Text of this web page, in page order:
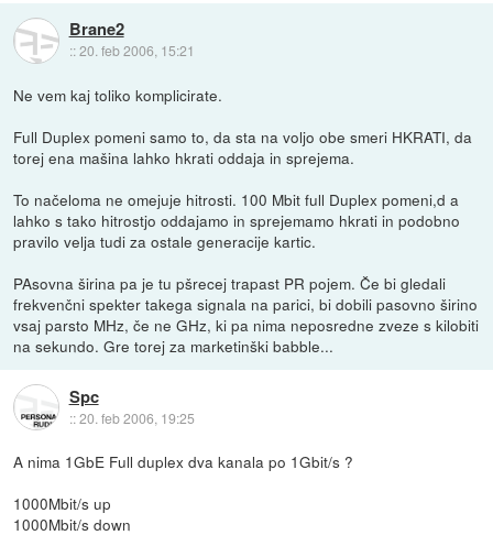
Brane2
::20. feb 2006, 15:21
Ne vem kaj toliko komplicirate.
Full Duplex pomeni samo to, da sta na voljo obe smeri HKRATI, da
torej ena mašina lahko hkrati oddaja in sprejema.
To načeloma ne omejuje hitrosti. 100 Mbit full Duplex pomeni,d a
lahko s tako hitrostjo oddajamo in sprejemamo hkrati in podobno
pravilo velja tudi za ostale generacije kartic.
PAsovna širina pa je tu pšrecej trapast PR pojem. Če bi gledali
frekvenčni spekter takega signala na parici, bi dobili pasovno širino
vsaj parsto MHz, če ne GHz, ki pa nima neposredne zveze s kilobiti
na sekundo. Gre torej za marketinški babble...
Spc
::20. feb 2006, 19:25
A nima 1GbE Full duplex dva kanala po 1Gbit/s ?
1000Mbit/s up
1000Mbit/s down